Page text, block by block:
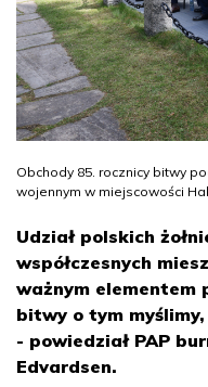
Obchody 85. rocznicy bitwy
wojennym w miejscowości
Udział polskich
współczesnych
ważnym elementem
bitwy o tym
- powiedział PAP
Edvardsen.